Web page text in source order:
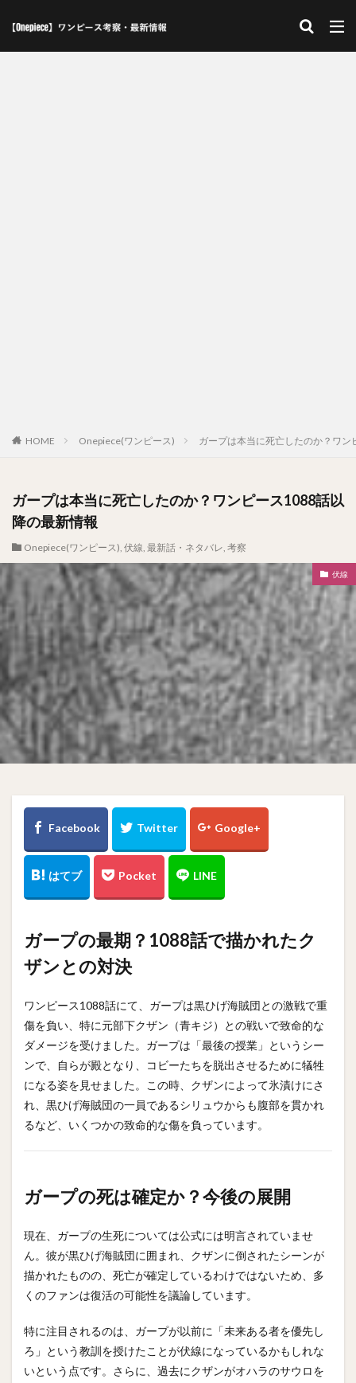
HOME Onepiece(ワンピース) ガープは本当に死亡したのか？ワ
ガープは本当に死亡したのか？ワンピース1088話以
降の最新情報
Onepiece(ワンピース), 伏線, 最新話・ネタバレ, 考察
伏線
ガープの最期？1088話で描かれたク
ザンとの対決
ワンピース1088話にて、ガープは黒ひげ海賊団との激戦で重
傷を負い、特に元部下クザン（青キジ）との戦いで致命的な
ダメージを受けました。ガープは「最後の授業」というシー
ンで、自らが殿となり、コビーたちを脱出させるために犠牲
になる姿を見せました。この時、クザンによって氷漬けにさ
れ、黒ひげ海賊団の一員であるシリュウからも腹部を貫かれ
るなど、いくつかの致命的な傷を負っています。
ガープの死は確定か？今後の展開
現在、ガープの生死については公式には明言されていませ
ん。彼が黒ひげ海賊団に囲まれ、クザンに倒されたシーンが
描かれたものの、死亡が確定しているわけではないため、多
くのファンは復活の可能性を議論しています。
特に注目されるのは、ガープが以前に「未来ある者を優先し
ろ」という教訓を授けたことが伏線になっているかもしれな
いという点です。さらに、過去にクザンがオハラのサウロを